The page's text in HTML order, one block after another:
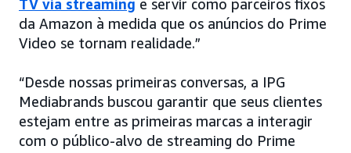
TV via streaming e servir como parceiros fixos
da Amazon à medida que os anúncios do Prime
Video se tornam realidade.”
“Desde nossas primeiras conversas, a IPG
Mediabrands buscou garantir que seus clientes
estejam entre as primeiras marcas a interagir
com o público-alvo de streaming do Prime